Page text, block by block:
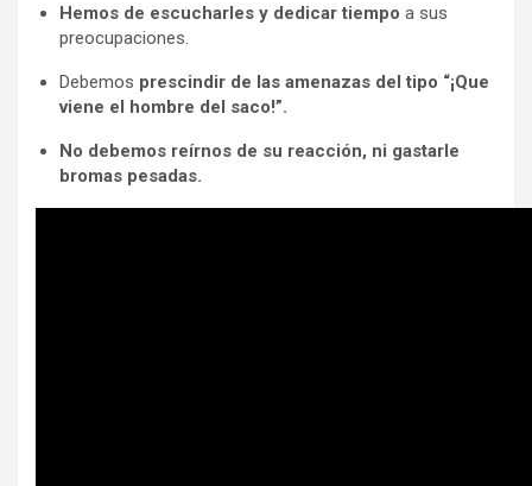
Hemos de escucharles y dedicar tiempo a sus
preocupaciones.
Debemos prescindir de las amenazas del tipo “¡Que
viene el hombre del saco!”.
No debemos reírnos de su reacción, ni gastarle
bromas pesadas.